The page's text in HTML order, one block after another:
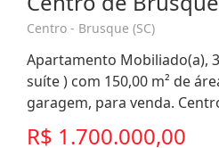
Centro - Brusque (SC)
Apartamento Mobiliado(a),
suíte ) com 150,00 m² de
garagem, para venda.
R$ 1.700.000,00